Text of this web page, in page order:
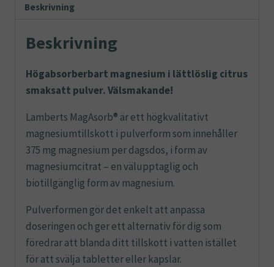
Lamberts
Beskrivning
Beskrivning
Högabsorberbart magnesium i lättlöslig citrus
smaksatt pulver. Välsmakande!
Lamberts MagAsorb® är ett högkvalitativt
magnesiumtillskott i pulverform som innehåller
375 mg magnesium per dagsdos, i form av
magnesiumcitrat – en välupptaglig och
biotillgänglig form av magnesium.
Pulverformen gör det enkelt att anpassa
doseringen och ger ett alternativ för dig som
föredrar att blanda ditt tillskott i vatten istället
för att svälja tabletter eller kapslar.